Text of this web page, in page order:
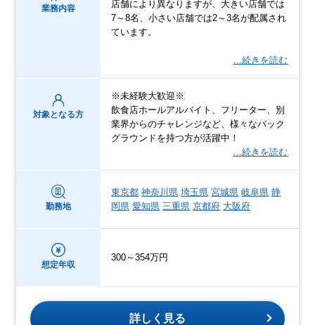
業務内容
店舗により異なりますが、大きい店舗では
7～8名、小さい店舗では2～3名が配属され
ています。
…続きを読む
対象となる方
※未経験大歓迎※
飲食店ホールアルバイト、フリーター、別
業界からのチャレンジなど、様々なバック
グラウンドを持つ方が活躍中！
…続きを読む
勤務地
東京都 神奈川県 埼玉県 宮城県 岐阜県 静
岡県 愛知県 三重県 京都府 大阪府
想定年収
300～354万円
詳しく見る